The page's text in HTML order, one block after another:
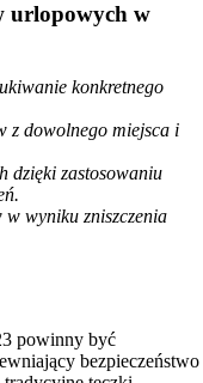
urlopowych w
konkretnego
z dowolnego miejsca i
dzięki zastosowaniu
wyniku zniszczenia
powinny być
bezpieczeństwo